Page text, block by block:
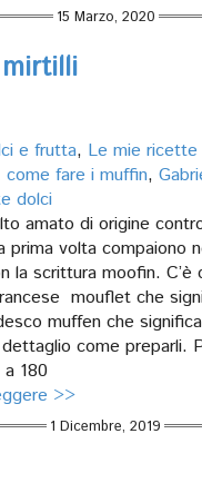
15 Marzo, 2020
e frutta, Le mie ricette
come fare i muffin,
dolci
amato di origine
prima volta compaiono
la scrittura moofin. C’è
mouflet che
muffen che
come preparli.
180
>>
1 Dicembre, 2019